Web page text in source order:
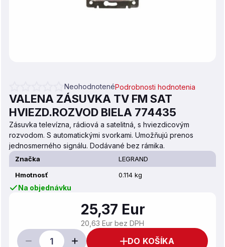
Priemerné hodnotenie produktu je 0,0 z 5 hviezdičiek.
NeohodnotenéPodrobnosti hodnotenia
VALENA ZÁSUVKA TV FM SAT
HVIEZD.ROZVOD BIELA 774435
Zásuvka televízna, rádiová a satelitná, s hviezdicovým
rozvodom. S automatickými svorkami. Umožňujú prenos
jednosmerného signálu. Dodávané bez rámika.
Značka
LEGRAND
Hmotnosť
0.114 kg
Na objednávku
25,37 Eur
20,63 Eur bez DPH
DO KOŠÍKA